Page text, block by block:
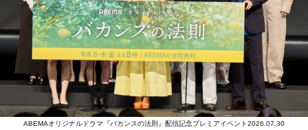
ABEMAオリジナルドラマ『バカンスの法則』配信記念プレミアイベント2026.07.30